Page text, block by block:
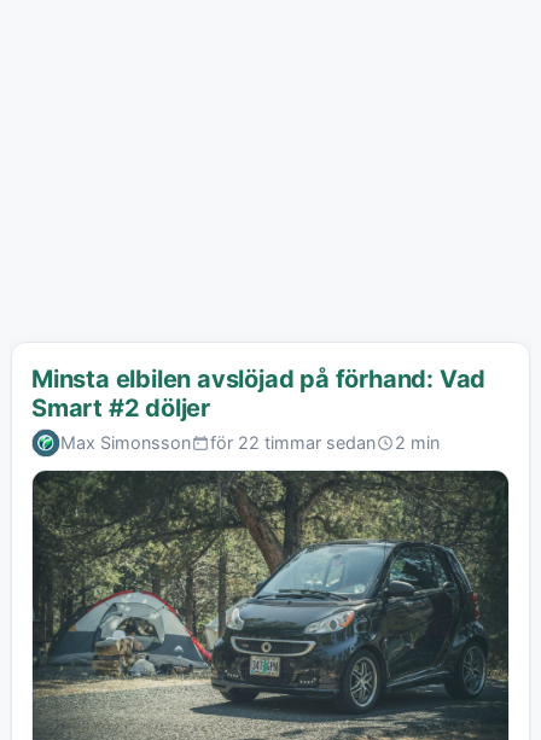
Minsta elbilen avslöjad på förhand: Vad
Smart #2 döljer
Max Simonsson för 22 timmar sedan 2 min